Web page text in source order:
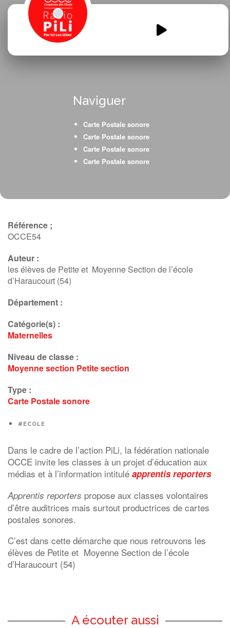
Apprentis-reporters-haraucourt-
Naviguer
Carte Postale sonore
Carte Postale sonore
Carte Postale sonore
Carte Postale sonore
Référence ;
OCCE54
Auteur :
les élèves de Petite et Moyenne Section de l’école
d’Haraucourt (54)
Département :
Catégorie(s) :
Maternelles
Niveau de classe :
Moyenne section Petite section
Type :
Carte Postale sonore
#ECOLE
Dans le cadre de l’action PiLi, la fédération nationale
OCCE invite les classes à un projet d’éducation aux
médias et à l’information intitulé apprentis reporters
Apprentis reporters propose aux classes volontaires
d’être auditrices mais surtout productrices de cartes
postales sonores.
C’est dans cette démarche que nous retrouvons les
élèves de Petite et Moyenne Section de l’école
d’Haraucourt (54)
A écouter aussi